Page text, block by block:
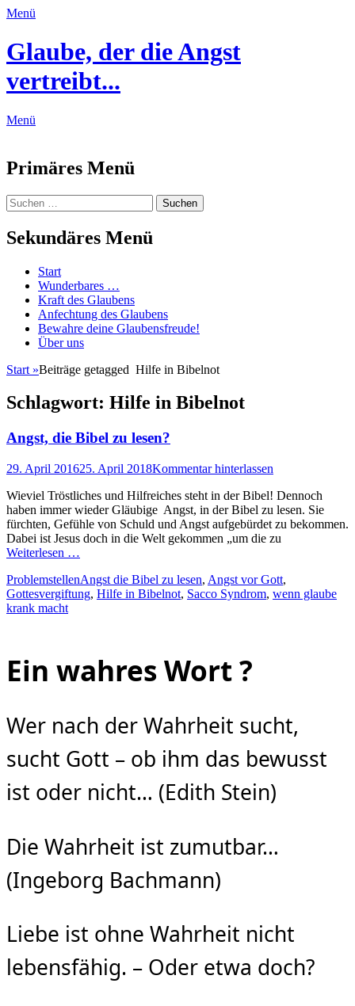
Menü
Glaube, der die Angst
vertreibt...
Menü
Primäres Menü
Zum
Inhalt
springen
Suchen
Suchen
nach:
Sekundäres Menü
Zum
Inhalt
springen
Start
Wunderbares …
Kraft des Glaubens
Anfechtung des Glaubens
Bewahre deine Glaubensfreude!
Über uns
Start »Beiträge getagged Hilfe in Bibelnot
Schlagwort: Hilfe in Bibelnot
Angst, die Bibel zu lesen?
Posted
29. April 201625. April 2018Kommentar hinterlassen
Wieviel Tröstliches und Hilfreiches steht in der Bibel! Dennoch
haben immer wieder Gläubige Angst, in der Bibel zu lesen. Sie
fürchten, Gefühle von Schuld und Angst aufgebürdet zu bekommen.
Dabei ist Jesus doch in die Welt gekommen „um die zu
Weiterlesen …
Kategorien
ProblemstellenSchlagworte
Angst die Bibel zu lesen, Angst vor Gott,
Gottesvergiftung, Hilfe in Bibelnot, Sacco Syndrom, wenn glaube
krank macht
Ein wahres Wort ?
Wer nach der Wahrheit sucht,
sucht Gott – ob ihm das bewusst
ist oder nicht… (Edith Stein)
Die Wahrheit ist zumutbar…
(Ingeborg Bachmann)
Liebe ist ohne Wahrheit nicht
lebensfähig. – Oder etwa doch?